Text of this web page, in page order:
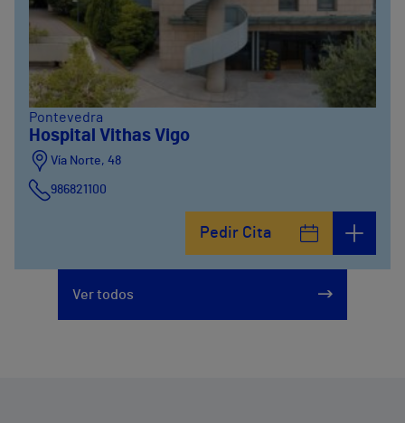
Pontevedra
Hospital Vithas Vigo
Vía Norte, 48
986821100
Pedir Cita
Ver todos